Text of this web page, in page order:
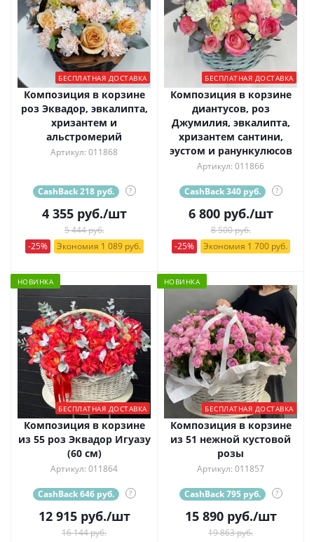
БЕСПЛАТНАЯ ДОСТАВКА
Композиция в корзине
роз Эквадор, эвкалипта,
хризантем и
альстромерий
Артикул: 011868
CashBack 218 руб. ?
4 355руб./шт
5 444 руб.
-25%
Экономия 1 089 руб.
БЕСПЛАТНАЯ ДОСТАВКА
Композиция в корзине
диантусов, роз
Джумилия, эвкалипта,
хризантем сантини,
эустом и ранункулюсов
Артикул: 011866
CashBack 340 руб. ?
6 800руб./шт
8 500 руб.
-25%
Экономия 1 700 руб.
НОВИНКА
БЕСПЛАТНАЯ ДОСТАВКА
Композиция в корзине
из 55 роз Эквадор Игуазу
(60 см)
Артикул: 011864
CashBack 646 руб. ?
12 915руб./шт
16 144 руб.
НОВИНКА
БЕСПЛАТНАЯ ДОСТАВКА
Композиция в корзине
из 51 нежной кустовой
розы
Артикул: 011857
CashBack 795 руб. ?
15 890руб./шт
19 863 руб.